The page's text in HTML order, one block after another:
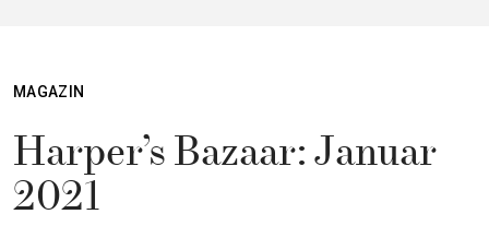
MAGAZIN
Harper’s Bazaar: Januar
2021